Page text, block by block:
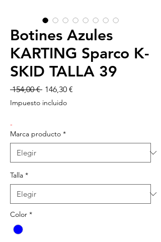
Botines Azules
KARTING Sparco K-
SKID TALLA 39
154,00 € Precio
146,30 €
Impuesto incluido
-
Marca producto *
Talla *
Color *